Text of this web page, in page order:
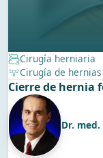
Cirugía herniaria
Cirugía de hernias
Cierre de hernia